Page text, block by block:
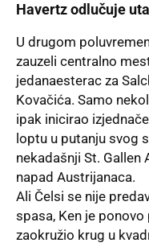
Havertz odlučuje
U drugom
zauzeli centralno
jedanaesterac za
Kovačića. Samo
ipak inicirao
loptu u putanju svog
nekadašnji St. Gallen
napad Austrijanaca.
Ali Čelsi se nije
spasa, Ken je
zaokružio krug u